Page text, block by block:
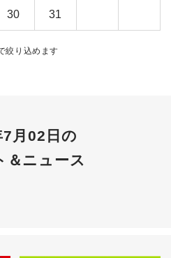
30 31
絞り込めます
月02日の
＆ニュース